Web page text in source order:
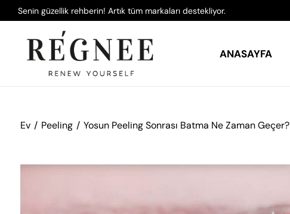
Senin güzellik rehberin! Artık tüm markaları destekliyor.
ANASAYFA
Ev Peeling Yosun Peeling Sonrası Batma Ne Zaman Geçer?